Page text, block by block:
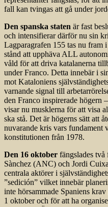
fall kan tvingas att gå under
Den spanska staten är fast
och intensifierar därför nu sin
Lagparagrafen 155 tas nu fram
stånd att upphäva ALL
våld för att driva katalanerna
under Franco. Detta innebär i
mot Kataloniens
varnande signal till
den Franco inspirerade högern
visar nu musklerna för att visa
ska stå. Det är högerns sätt att
nuvarande kris vars fundament
konstitutionen från 1978.
Den 16 oktober fängslades två
Sànchez (ANC) och Jordi
centrala aktörer i
”sedición” vilket innebär
inte hörsammade Spaniens
1 oktober och för att ha